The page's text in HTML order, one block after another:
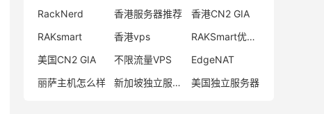
RackNerd
香港服务器推荐
香港CN2 GIA
RAKsmart
香港vps
RAKSmart优惠码
美国CN2 GIA
不限流量VPS
EdgeNAT
丽萨主机怎么样
新加坡独立服务器 美国独立服务器